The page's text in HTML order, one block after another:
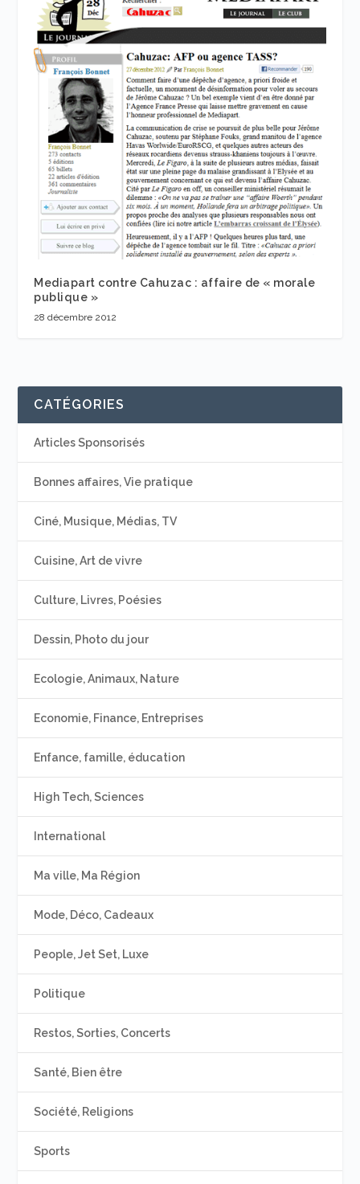
Mediapart contre Cahuzac : affaire de « morale
publique »
28 décembre 2012
CATÉGORIES
Articles Sponsorisés
Bonnes affaires, Vie pratique
Ciné, Musique, Médias, TV
Cuisine, Art de vivre
Culture, Livres, Poésies
Dessin, Photo du jour
Ecologie, Animaux, Nature
Economie, Finance, Entreprises
Enfance, famille, éducation
High Tech, Sciences
International
Ma ville, Ma Région
Mode, Déco, Cadeaux
People, Jet Set, Luxe
Politique
Restos, Sorties, Concerts
Santé, Bien être
Société, Religions
Sports